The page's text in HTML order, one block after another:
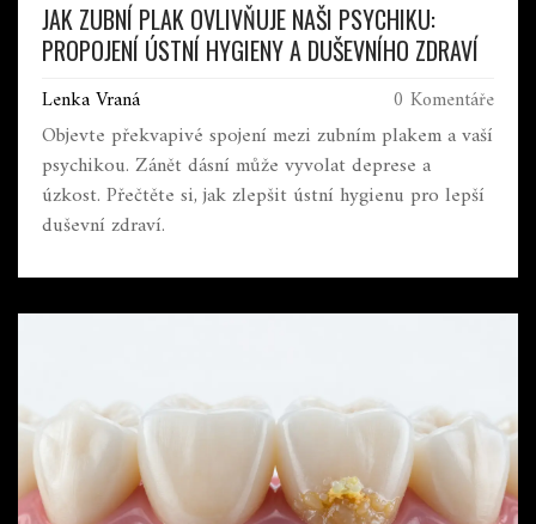
JAK ZUBNÍ PLAK OVLIVŇUJE NAŠI PSYCHIKU:
PROPOJENÍ ÚSTNÍ HYGIENY A DUŠEVNÍHO ZDRAVÍ
Lenka Vraná 0 Komentáře
Objevte překvapivé spojení mezi zubním plakem a vaší
psychikou. Zánět dásní může vyvolat deprese a
úzkost. Přečtěte si, jak zlepšit ústní hygienu pro lepší
duševní zdraví.